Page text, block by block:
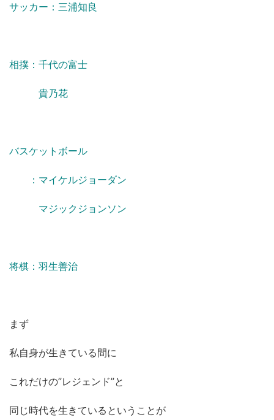
サッカー：三浦知良
相撲：千代の富士
貴乃花
バスケットボール
：マイケルジョーダン
マジックジョンソン
将棋：羽生善治
まず
私自身が生きている間に
これだけの”レジェンド”と
同じ時代を生きているということが